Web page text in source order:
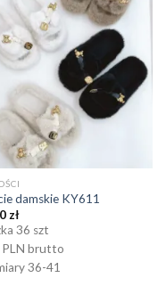
damskie KY611
zł
36 szt
PLN brutto
36-41